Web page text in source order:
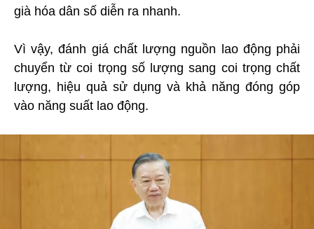
già hóa dân số diễn ra nhanh.
Vì vậy, đánh giá chất lượng nguồn lao động phải
chuyển từ coi trọng số lượng sang coi trọng chất
lượng, hiệu quả sử dụng và khả năng đóng góp
vào năng suất lao động.